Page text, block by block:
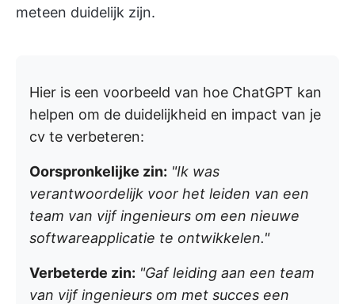
meteen duidelijk zijn.
Hier is een voorbeeld van hoe ChatGPT kan
helpen om de duidelijkheid en impact van je
cv te verbeteren:
Oorspronkelijke zin: "Ik was
verantwoordelijk voor het leiden van een
team van vijf ingenieurs om een nieuwe
softwareapplicatie te ontwikkelen."
Verbeterde zin: "Gaf leiding aan een team
van vijf ingenieurs om met succes een